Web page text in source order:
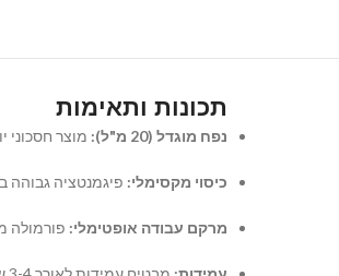
תכונות ותאימות
נפח מוגדל (20 מ"ל): מוצר חסכוני
כיסוי מקסימלי: פיגמנטציה גבוהה
מרקם עבודה אופטימלי: פורמולה